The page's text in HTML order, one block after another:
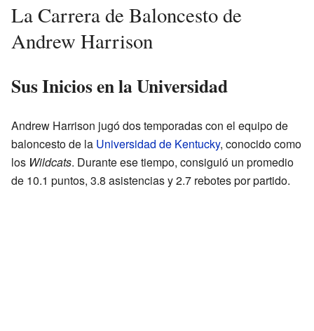
La Carrera de Baloncesto de
Andrew Harrison
Sus Inicios en la Universidad
Andrew Harrison jugó dos temporadas con el equipo de
baloncesto de la Universidad de Kentucky, conocido como
los Wildcats. Durante ese tiempo, consiguió un promedio
de 10.1 puntos, 3.8 asistencias y 2.7 rebotes por partido.